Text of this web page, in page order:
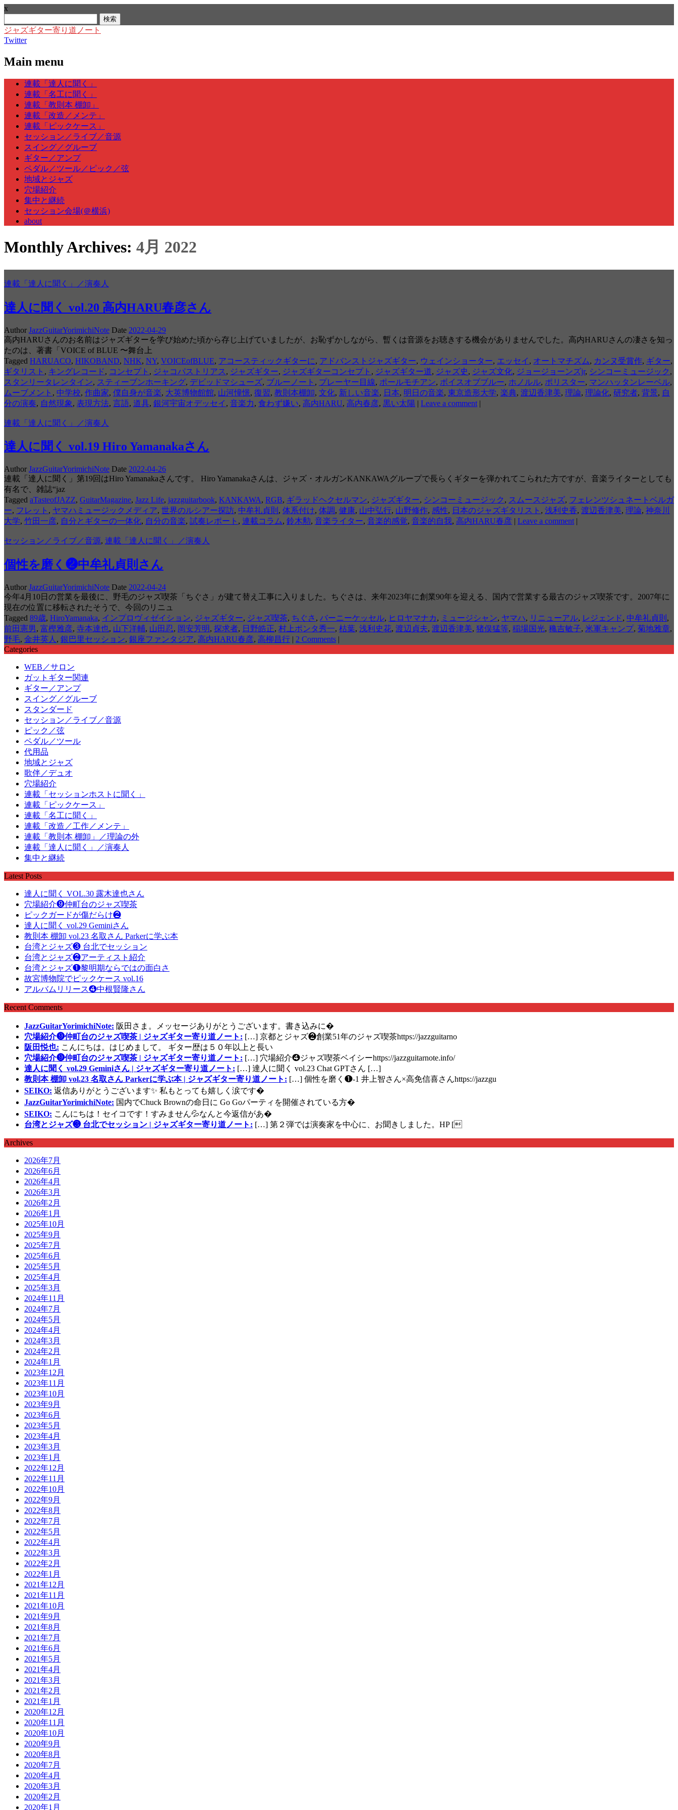
x
索:
ジャズギター寄り道ノート
Twitter
Main menu
Skip
content
連載「達人に聞く」
連載「名工に聞く」
連載「教則本 棚卸」
連載「改造／メンテ」
連載「ピックケース」
セッション／ライブ／音源
スイング／グルーブ
ギター／アンプ
ペダル／ツール／ピック／弦
地域とジャズ
穴場紹介
集中と継続
セッション会場(＠横浜)
about
Monthly Archives: 4月 2022
連載「達人に聞く」／演奏人
達人に聞く vol.20 高内HARU春彦さん
Author JazzGuitarYorimichiNote Date 2022-04-29
高内HARUさんのお名前はジャズギターを学び始めた頃から存じ上げていましたが、お恥ずかしながら、暫くは音源をお聴きする機会がありませんでした。高内HARUさんの凄さを知っ
たのは、著書「VOICE of BLUE 〜舞台上
Tagged HARUACO, HIKOBAND, NHK, NY, VOICEofBLUE, アコースティックギターに, アドバンストジャズギター, ウェインショーター, エッセイ , オートマチズム, カンヌ受賞作, ギター,
ギタリスト , キングレコード, コンセプト , ジャコパストリアス , ジャズギター, ジャズギターコンセプト , ジャズギター道, ジャズ史, ジャズ文化, ジョージョーンズjr, シンコーミュージック ,
スタンリータレンタイン, スティーブンホーキング, デビッドマシューズ, ブルーノート , プレーヤー目線, ポールモチアン, ボイスオブブルー, ホノルル, ポリスター, マンハッタンレーベル,
ムーブメント , 中学校, 作曲家, 僕自身が音楽, 大英博物館館, 山河憧憬, 復習, 教則本棚卸, 文化, 新しい音楽, 日本, 明日の音楽, 東京造形大学, 楽典, 渡辺香津美, 理論, 理論化, 研究者, 背景, 自
分の演奏, 自然現象, 表現方法, 言語, 道具, 銀河宇宙オデッセイ , 音楽力, 食わず嫌い, 高内HARU, 高内春彦, 黒い太陽 | Leave a comment |
連載「達人に聞く」／演奏人
達人に聞く vol.19 Hiro Yamanakaさん
Author JazzGuitarYorimichiNote Date 2022-04-26
連載「達人に聞く」第19回はHiro Yamanakaさんです。 Hiro Yamanakaさんは、ジャズ・オルガンKANKAWAグループで長らくギターを弾かれてこられた方ですが、音楽ライターとしても
有名で、雑誌“jaz
Tagged aTasteofJAZZ, GuitarMagazine, Jazz Life, jazzguitarbook, KANKAWA, RGB, ギラッドヘクセルマン, ジャズギター, シンコーミュージック , スムースジャズ, フェレンツシュネートベルガ
ー, フレット , ヤマハミュージックメディア, 世界のルシアー探訪, 中牟礼貞則 , 体系付け, 体調, 健康, 山中弘行, 山野修作, 感性, 日本のジャズギタリスト , 浅利史香, 渡辺香津美, 理論, 神奈川
大学, 竹田一彦, 自分とギターの一体化, 自分の音楽, 試奏レポート , 連載コラム, 鈴木勲, 音楽ライター, 音楽的感覚, 音楽的自我, 高内HARU春彦 | Leave a comment |
セッション／ライブ／音源, 連載「達人に聞く」／演奏人
個性を磨く❷中牟礼貞則さん
Author JazzGuitarYorimichiNote Date 2022-04-24
今年4月10日の営業を最後に、野毛のジャズ喫茶「ちぐさ」が建て替え工事に入りました。ちぐさは、来年2023年に創業90年を迎える、国内で営業する最古のジャズ喫茶です。2007年に
現在の位置に移転されたそうで、今回のリニュ
Tagged 89歳, HiroYamanaka, インプロヴィゼイション, ジャズギター, ジャズ喫茶, ちぐさ , バーニーケッセル, ヒロヤマナカ, ミュージシャン, ヤマハ, リニューアル, レジェンド, 中牟礼貞則 ,
前田憲男, 富樫雅彦, 寺本達也, 山下洋輔, 山田忍, 岡安芳明, 探求者, 日野皓正, 村上ポンタ秀一, 枯葉, 浅利史花, 渡辺貞夫, 渡辺香津美, 猪俣猛等, 稲場国光, 穐吉敏子, 米軍キャンプ, 菊地雅章,
野毛, 金井英人 , 銀巴里セッション, 銀座ファンタジア, 高内HARU春彦, 高柳昌行 | 2 Comments |
Categories
WEB／サロン
ガットギター関連
ギター／アンプ
スイング／グルーブ
スタンダード
セッション／ライブ／音源
ピック／弦
ペダル／ツール
代用品
地域とジャズ
歌伴／デュオ
穴場紹介
連載「セッションホストに聞く」
連載「ピックケース」
連載「名工に聞く」
連載「改造／工作／メンテ」
連載「教則本 棚卸」／理論の外
連載「達人に聞く」／演奏人
集中と継続
Latest Posts
達人に聞く VOL.30 露木達也さん
穴場紹介❾仲町台のジャズ喫茶
ピックガードが傷だらけ❷
達人に聞く vol.29 Geminiさん
教則本 棚卸 vol.23 名取さん Parkerに学ぶ本
台湾とジャズ❸ 台北でセッション
台湾とジャズ❷アーティスト紹介
台湾とジャズ❶黎明期ならではの面白さ
故宮博物院でピックケース vol.16
アルバムリリース❹中根賢隆さん
Recent Comments
JazzGuitarYorimichiNote: 阪田さま。メッセージありがとうございます。書き込みに�
穴場紹介❾仲町台のジャズ喫茶 | ジャズギター寄り道ノート: […] 京都とジャズ❷創業51年のジャズ喫茶https://jazzguitarno
阪田悦也: こんにちは。はじめまして。 ギター歴は５０年以上と長い
穴場紹介❾仲町台のジャズ喫茶 | ジャズギター寄り道ノート: […] 穴場紹介❹ジャズ喫茶ベイシーhttps://jazzguitarnote.info/
達人に聞く vol.29 Geminiさん | ジャズギター寄り道ノート: […] 達人に聞く vol.23 Chat GPTさん […]
教則本 棚卸 vol.23 名取さん Parkerに学ぶ本 | ジャズギター寄り道ノート: […] 個性を磨く❶-1 井上智さん×高免信喜さんhttps://jazzgu
SEIKO: 返信ありがとうございます✨ 私もとっても嬉しく涙です�
JazzGuitarYorimichiNote: 国内でChuck Brownの命日に Go Goパーティを開催されている方�
SEIKO: こんにちは！セイコです！すみません💦なんと今返信があ�
台湾とジャズ❸ 台北でセッション | ジャズギター寄り道ノート: […] 第２弾では演奏家を中心に、お聞きしました。HP [
Archives
2026年7月
2026年6月
2026年4月
2026年3月
2026年2月
2026年1月
2025年10月
2025年9月
2025年7月
2025年6月
2025年5月
2025年4月
2025年3月
2024年11月
2024年7月
2024年5月
2024年4月
2024年3月
2024年2月
2024年1月
2023年12月
2023年11月
2023年10月
2023年9月
2023年6月
2023年5月
2023年4月
2023年3月
2023年1月
2022年12月
2022年11月
2022年10月
2022年9月
2022年8月
2022年7月
2022年5月
2022年4月
2022年3月
2022年2月
2022年1月
2021年12月
2021年11月
2021年10月
2021年9月
2021年8月
2021年7月
2021年6月
2021年5月
2021年4月
2021年3月
2021年2月
2021年1月
2020年12月
2020年11月
2020年10月
2020年9月
2020年8月
2020年7月
2020年4月
2020年3月
2020年2月
2020年1月